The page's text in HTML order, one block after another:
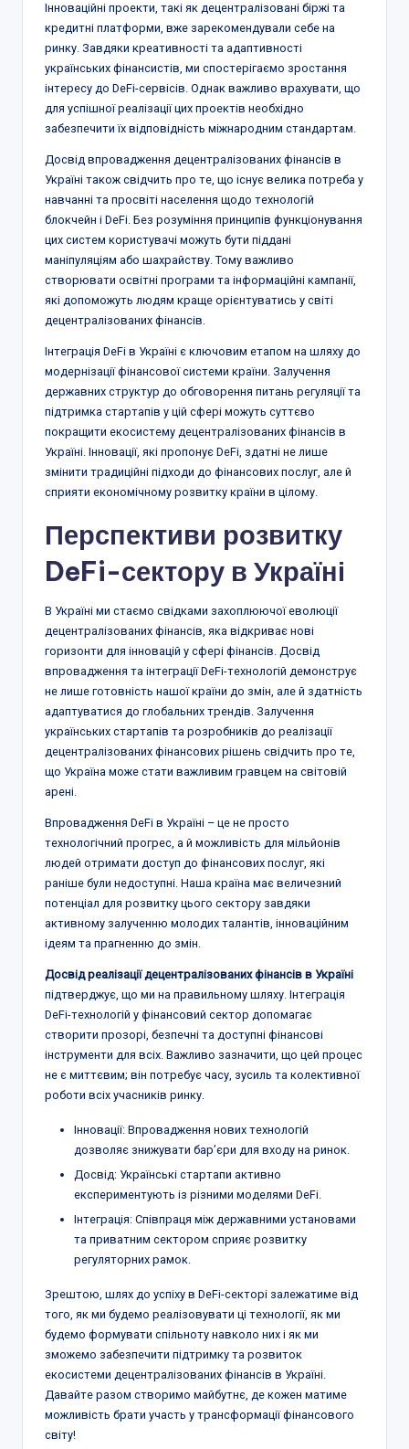
Інноваційні проекти, такі як децентралізовані біржі та
кредитні платформи, вже зарекомендували себе на
ринку. Завдяки креативності та адаптивності
українських фінансистів, ми спостерігаємо зростання
інтересу до DeFi-сервісів. Однак важливо врахувати, що
для успішної реалізації цих проектів необхідно
забезпечити їх відповідність міжнародним стандартам.
Досвід впровадження децентралізованих фінансів в
Україні також свідчить про те, що існує велика потреба у
навчанні та просвіті населення щодо технологій
блокчейн і DeFi. Без розуміння принципів функціонування
цих систем користувачі можуть бути піддані
маніпуляціям або шахрайству. Тому важливо
створювати освітні програми та інформаційні кампанії,
які допоможуть людям краще орієнтуватись у світі
децентралізованих фінансів.
Інтеграція DeFi в Україні є ключовим етапом на шляху до
модернізації фінансової системи країни. Залучення
державних структур до обговорення питань регуляції та
підтримка стартапів у цій сфері можуть суттєво
покращити екосистему децентралізованих фінансів в
Україні. Інновації, які пропонує DeFi, здатні не лише
змінити традиційні підходи до фінансових послуг, але й
сприяти економічному розвитку країни в цілому.
Перспективи розвитку
DeFi-сектору в Україні
В Україні ми стаємо свідками захоплюючої еволюції
децентралізованих фінансів, яка відкриває нові
горизонти для інновацій у сфері фінансів. Досвід
впровадження та інтеграції DeFi-технологій демонструє
не лише готовність нашої країни до змін, але й здатність
адаптуватися до глобальних трендів. Залучення
українських стартапів та розробників до реалізації
децентралізованих фінансових рішень свідчить про те,
що Україна може стати важливим гравцем на світовій
арені.
Впровадження DeFi в Україні – це не просто
технологічний прогрес, а й можливість для мільйонів
людей отримати доступ до фінансових послуг, які
раніше були недоступні. Наша країна має величезний
потенціал для розвитку цього сектору завдяки
активному залученню молодих талантів, інноваційним
ідеям та прагненню до змін.
Досвід реалізації децентралізованих фінансів в Україні
підтверджує, що ми на правильному шляху. Інтеграція
DeFi-технологій у фінансовий сектор допомагає
створити прозорі, безпечні та доступні фінансові
інструменти для всіх. Важливо зазначити, що цей процес
не є миттєвим; він потребує часу, зусиль та колективної
роботи всіх учасників ринку.
Інновації: Впровадження нових технологій
дозволяє знижувати бар’єри для входу на ринок.
Досвід: Українські стартапи активно
експериментують із різними моделями DeFi.
Інтеграція: Співпраця між державними установами
та приватним сектором сприяє розвитку
регуляторних рамок.
Зрештою, шлях до успіху в DeFi-секторі залежатиме від
того, як ми будемо реалізовувати ці технології, як ми
будемо формувати спільноту навколо них і як ми
зможемо забезпечити підтримку та розвиток
екосистеми децентралізованих фінансів в Україні.
Давайте разом створимо майбутнє, де кожен матиме
можливість брати участь у трансформації фінансового
світу!